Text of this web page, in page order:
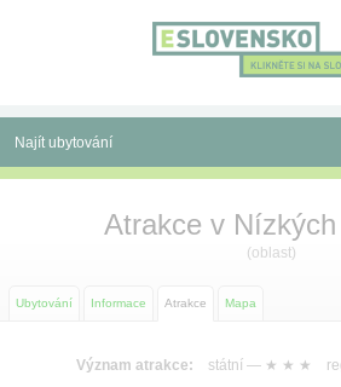
Najít ubytování
Autobusové zájezdy
Atrakce v Nízkých
(oblast)
Ubytování Informace Atrakce Mapa
Význam atrakce: státní — ★ ★ ★